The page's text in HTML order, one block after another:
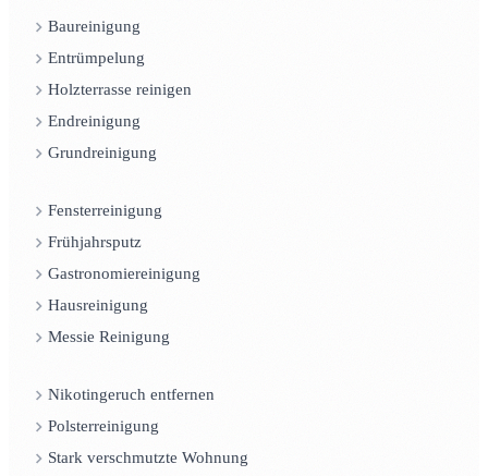
Baureinigung
Entrümpelung
Holzterrasse reinigen
Endreinigung
Grundreinigung
Fensterreinigung
Frühjahrsputz
Gastronomiereinigung
Hausreinigung
Messie Reinigung
Nikotingeruch entfernen
Polsterreinigung
Stark verschmutzte Wohnung